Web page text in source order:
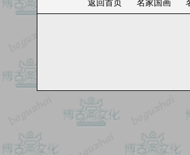
返回首页
名家国画